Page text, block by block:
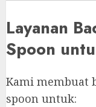
Layanan
Spoon
Kami membuat
spoon untuk: